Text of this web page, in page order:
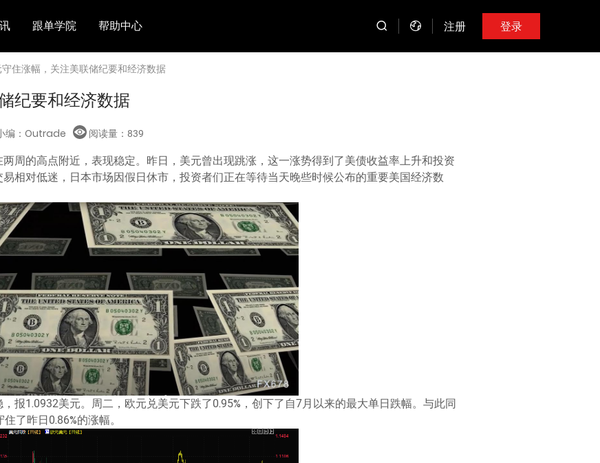
跟单学院 帮助中心 注册 登录
住涨幅，关注美联储纪要和经济数据
纪要和经济数据
编：Outrade 阅读量： 839
周的高点附近，表现稳定。昨日，美元曾出现跳涨，这一涨势得到了美债收益率上升和投资
相对低迷，日本市场因假日休市，投资者们正在等待当天晚些时候公布的重要美国经济数
报1.0932美元。周二，欧元兑美元下跌了0.95%，创下了自7月以来的最大单日跌幅。与此同
了昨日0.86%的涨幅。